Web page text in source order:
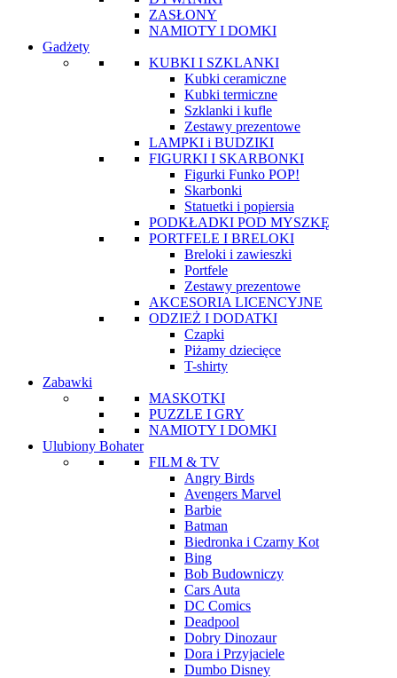
ZASŁONY
NAMIOTY I DOMKI
Gadżety
KUBKI I SZKLANKI
Kubki ceramiczne
Kubki termiczne
Szklanki i kufle
Zestawy prezentowe
LAMPKI i BUDZIKI
FIGURKI I SKARBONKI
Figurki Funko POP!
Skarbonki
Statuetki i popiersia
PODKŁADKI POD MYSZKĘ
PORTFELE I BRELOKI
Breloki i zawieszki
Portfele
Zestawy prezentowe
AKCESORIA LICENCYJNE
ODZIEŻ I DODATKI
Czapki
Piżamy dziecięce
T-shirty
Zabawki
MASKOTKI
PUZZLE I GRY
NAMIOTY I DOMKI
Ulubiony Bohater
FILM & TV
Angry Birds
Avengers Marvel
Barbie
Batman
Biedronka i Czarny Kot
Bing
Bob Budowniczy
Cars Auta
DC Comics
Deadpool
Dobry Dinozaur
Dora i Przyjaciele
Dumbo Disney